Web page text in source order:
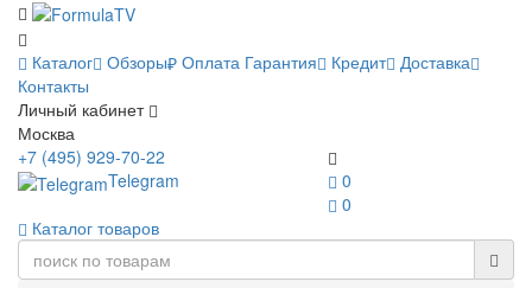
Каталог Обзоры Оплата Гарантия Кредит Доставка
Контакты
Личный кабинет
Москва
0
0
+7 (495) 929-70-22
Telegram
Каталог товаров